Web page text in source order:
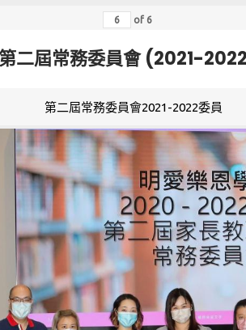
of 6
二屆常務委員會 (2021-
第二屆常務委員會2021-2022委員